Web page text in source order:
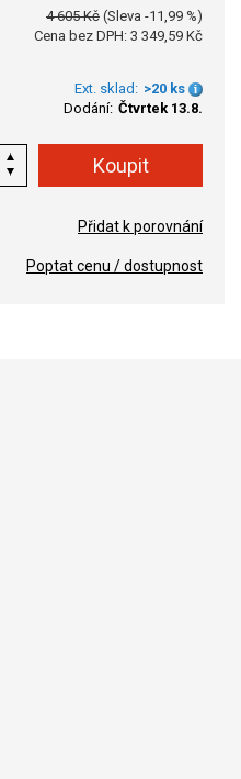
4 605 Kč (Sleva -11,99 %)
Cena bez DPH: 3 349,59 Kč
Ext. sklad: >20 ks
Dodání: Čtvrtek 13.8.
Přidat k porovnání
Poptat cenu / dostupnost